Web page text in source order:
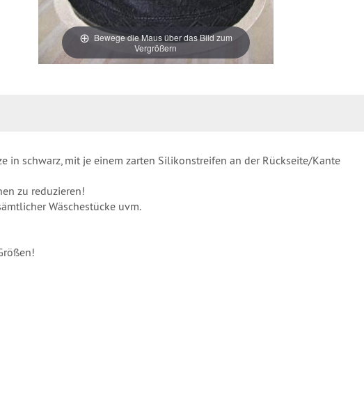
Bewege die Maus über das Bild zum
Vergrößern
in schwarz, mit je einem zarten Silikonstreifen an der Rückseite/Kante
zu reduzieren!
Wäschestücke uvm.